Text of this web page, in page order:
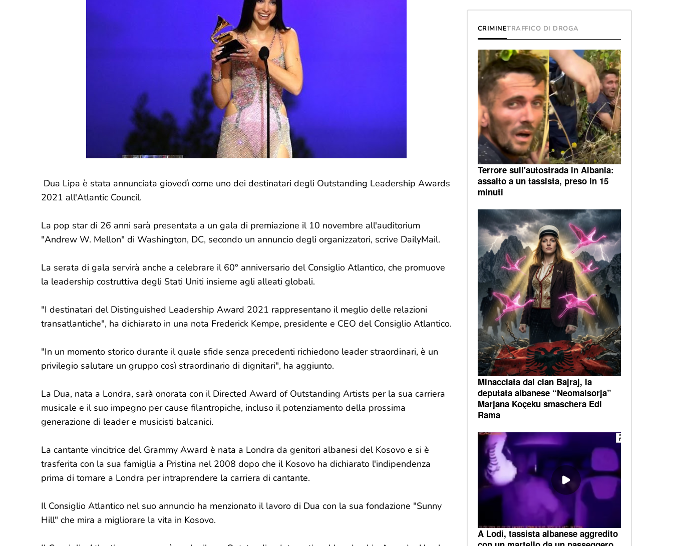
Dua Lipa è stata annunciata giovedì come uno dei destinatari degli Outstanding Leadership Awards
2021 all'Atlantic Council.
La pop star di 26 anni sarà presentata a un gala di premiazione il 10 novembre all'auditorium
"Andrew W. Mellon" di Washington, DC, secondo un annuncio degli organizzatori, scrive DailyMail.
La serata di gala servirà anche a celebrare il 60° anniversario del Consiglio Atlantico, che promuove
la leadership costruttiva degli Stati Uniti insieme agli alleati globali.
"I destinatari del Distinguished Leadership Award 2021 rappresentano il meglio delle relazioni
transatlantiche", ha dichiarato in una nota Frederick Kempe, presidente e CEO del Consiglio Atlantico.
"In un momento storico durante il quale sfide senza precedenti richiedono leader straordinari, è un
privilegio salutare un gruppo così straordinario di dignitari", ha aggiunto.
La Dua, nata a Londra, sarà onorata con il Directed Award of Outstanding Artists per la sua carriera
musicale e il suo impegno per cause filantropiche, incluso il potenziamento della prossima
generazione di leader e musicisti balcanici.
La cantante vincitrice del Grammy Award è nata a Londra da genitori albanesi del Kosovo e si è
trasferita con la sua famiglia a Pristina nel 2008 dopo che il Kosovo ha dichiarato l'indipendenza
prima di tornare a Londra per intraprendere la carriera di cantante.
Il Consiglio Atlantico nel suo annuncio ha menzionato il lavoro di Dua con la sua fondazione "Sunny
Hill" che mira a migliorare la vita in Kosovo.
CRIMINETRAFFICO DI DROGA
Terrore sull'autostrada in Albania:
assalto a un tassista, preso in 15
minuti
Minacciata dal clan Bajraj, la
deputata albanese “Neomalsorja”
Marjana Koçeku smaschera Edi
Rama
A Lodi, tassista albanese aggredito